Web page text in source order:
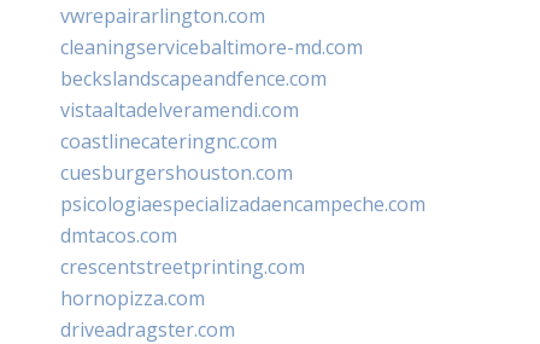
vwrepairarlington.com
cleaningservicebaltimore-md.com
beckslandscapeandfence.com
vistaaltadelveramendi.com
coastlinecateringnc.com
cuesburgershouston.com
psicologiaespecializadaencampeche.com
dmtacos.com
crescentstreetprinting.com
hornopizza.com
driveadragster.com